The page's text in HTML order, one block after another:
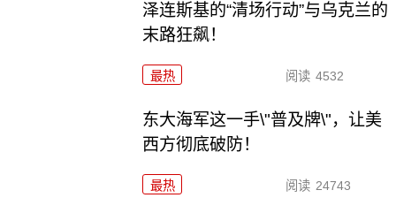
泽连斯基的“清场行动”与乌克兰的
末路狂飙！
最热 阅读 4532
东大海军这一手\"普及牌\"，让美
西方彻底破防！
最热 阅读 24743